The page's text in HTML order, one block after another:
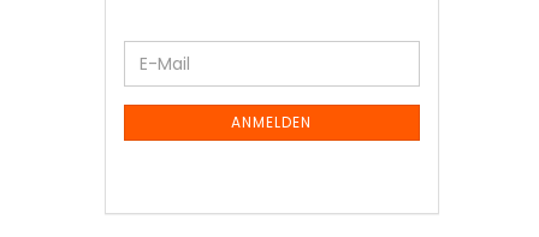
WEITER
ZUR
NEWSLETTER-
ANMELDUNG
E-
Mail
ANMELDEN